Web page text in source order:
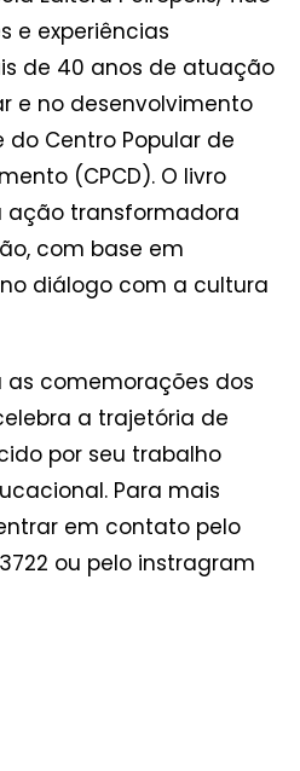
e experiências
de 40 anos de atuação
e no desenvolvimento
Centro Popular de
(CPCD). O livro
ação transformadora
com base em
diálogo com a cultura
comemorações dos
a trajetória de
por seu trabalho
Para mais
em contato pelo
ou pelo instragram